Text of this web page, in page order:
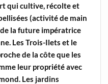
qui cultive, récolte et
(activité de main
la future impératrice
Les Trois-Ilets et le
de la côte que les
leur propriété avec
Les jardins